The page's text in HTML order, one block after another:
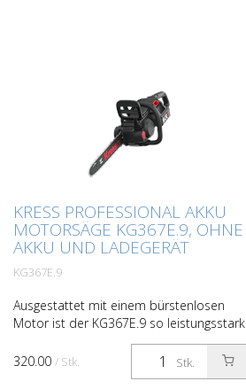
KRESS PROFESSIONAL AKKU
MOTORSÄGE KG367E.9, OHNE
AKKU UND LADEGERÄT
KG367E.9
Ausgestattet mit einem bürstenlosen
Motor ist der KG367E.9 so leistungsstark
wie ein Benzingerät. Die
Hochgeschwindigkeitskette mit bis zu 22
m/s sorgt für eine höhere Sc...
Stk.
320.00 / Stk.